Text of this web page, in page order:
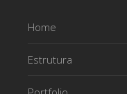
Home
Estrutura